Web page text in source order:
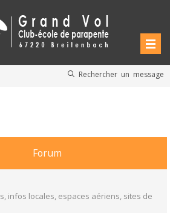
Rechercher un message
Forum
infos locales, espaces aériens, sites de